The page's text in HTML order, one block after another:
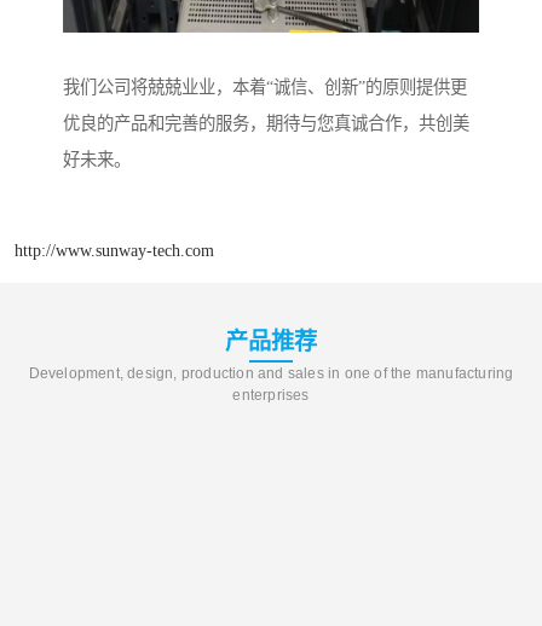
我们公司将兢兢业业，本着“诚信、创新”的原则提供更
优良的产品和完善的服务，期待与您真诚合作，共创美
好未来。
http://www.sunway-tech.com
产品推荐
Development, design, production and sales in one of the manufacturing
enterprises